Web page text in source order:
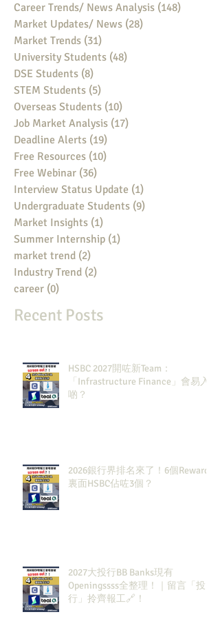
Career Trends/ News Analysis (148)
Market Updates/ News (28)
Market Trends (31)
University Students (48)
DSE Students (8)
STEM Students (5)
Overseas Students (10)
Job Market Analysis (17)
Deadline Alerts (19)
Free Resources (10)
Free Webinar (36)
Interview Status Update (1)
Undergraduate Students (9)
Market Insights (1)
Summer Internship (1)
market trend (2)
Industry Trend (2)
career (0)
Recent Posts
HSBC 2027開咗新Team：
「Infrastructure Finance」會易入
啲？
2026銀行界排名來了！6個Rewards
裏面HSBC佔咗3個？
2027大投行BB Banks現有
Openingssss全整理！｜留言「投
行」拎齊報工🔗！